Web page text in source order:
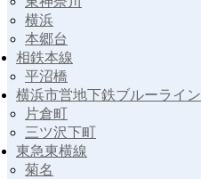
横浜
本郷台
相鉄本線
平沼橋
横浜市営地下鉄ブルーライン
片倉町
三ツ沢下町
東急東横線
菊名